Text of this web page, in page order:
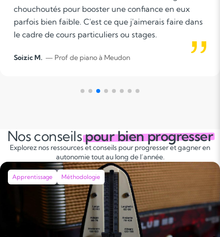
en eux
faire dans
méthodes d'enseignement
l'apprentissage plus
permettant ainsi aux élèves
s'amusant. En utilisant des
pédagogiques interactives et
multimédias attractives. En
éducatif avec le plaisir de
l'accompagnement scolaire
chez les élèves une
matière, favorisant ainsi leur
épanouissement personnel.
Donya H.
Nos conseilspour bien progresser
Explorez nos ressources et conseils pour progresser et gagner en
autonomie tout au long de l’année.
Apprentissage Méthodologie